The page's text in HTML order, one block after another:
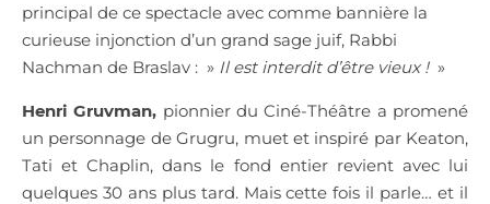
principal de ce spectacle avec comme bannière la
curieuse injonction d’un grand sage juif, Rabbi
Nachman de Braslav : » Il est interdit d’être vieux !»
Henri Gruvman, pionnier du Ciné-Théâtre a promené
un personnage de Grugru, muet et inspiré par Keaton,
Tati et Chaplin, dans le fond entier revient avec lui
quelques 30 ans plus tard. Mais cette fois il parle… et il